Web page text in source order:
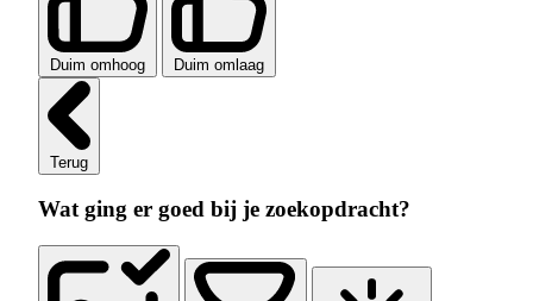
Duim omhoog Duim omlaag
Terug
Wat ging er goed bij je zoekopdracht?